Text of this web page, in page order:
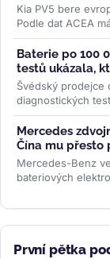
Kia PV5 bere
Podle dat ACEA
Británii...>>
Baterie po 100
testů ukázala,
Švédský prodejce
diagnostických
km drží přes...>>
Mercedes
Čína mu přesto
Mercedes-Benz
bateriových
První pětka